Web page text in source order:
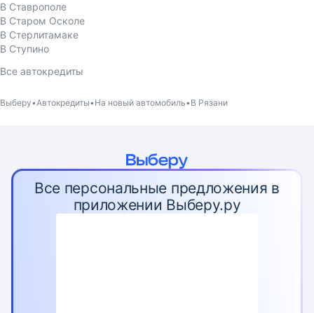
В Ставрополе
В Старом Осколе
В Стерлитамаке
В Ступино
Все автокредиты
Выберу Автокредиты На новый автомобиль В Рязани
Все персональные предложения в
приложении Выберу.ру